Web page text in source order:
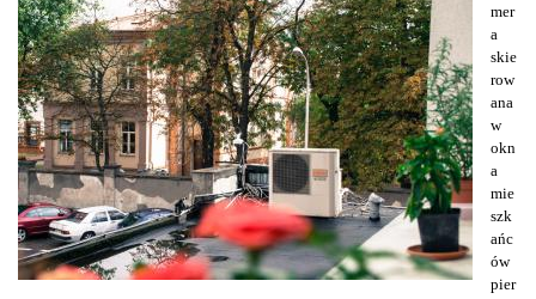
mer
a
skie
row
ana
w
okn
a
mie
szk
ańc
ów
pier